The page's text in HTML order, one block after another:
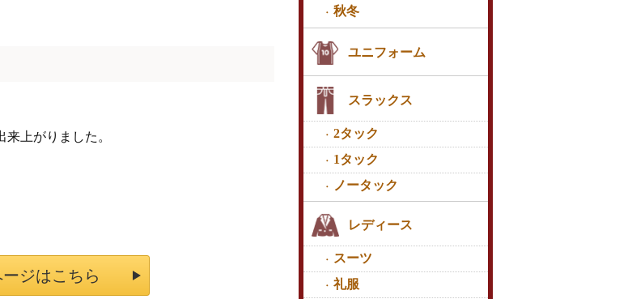
上がりました。
ジはこちら
秋冬
ユニフォーム
スラックス
2タック
1タック
ノータック
レディース
スーツ
礼服